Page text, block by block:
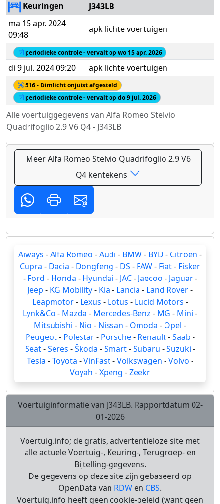
Alle voertuiggegevens van Alfa Romeo Stelvio
Quadrifoglio 2.9 V6 Q4 - J343LB
Keuringen
J343LB
ma 15 apr. 2024
09:48
apk lichte voertuigen
periodieke controle - vervalt op wo 15 apr. 2026
di 9 jul. 2024 09:20 apk lichte voertuigen
516 - Dimlicht onjuist afgesteld
periodieke controle - vervalt op do 9 jul. 2026
Meer Alfa Romeo Stelvio Quadrifoglio 2.9 V6
Q4 kentekens
Aiways -Alfa Romeo -Audi - BMW- BYD - Citroën -
Cupra - Dacia - Dongfeng - DS - FAW- Fiat- Fisker
- Ford - Honda - Hyundai - JAC- Jaecoo - Jaguar-
Jeep - KG Mobility- Kia - Lancia - Land Rover-
Leapmotor- Lexus - Lotus - Lucid Motors -
Lynk&Co - Mazda - Mercedes-Benz - MG - Mini -
Mitsubishi - Nio - Nissan - Omoda - Opel -
Peugeot- Polestar- Porsche- Renault-Saab -
Seat-Seres -Škoda -Smart-Subaru -Suzuki -
Tesla -Toyota -VinFast-Volkswagen -Volvo -
Voyah -Xpeng -Zeekr
Voertuiginformatie van J343LB. Rapportdatum 02-
01-2026
Voertuig.info; de gratis, advertentieloze site met
alle actuele Voertuig-, Keuring-, Terugroep- en
Bijtelling-gegevens.
De gegevens op deze site zijn gebaseerd op
OpenData van RDW en CBS.
Voertuig.info heeft geen cookie-beleid (want geen